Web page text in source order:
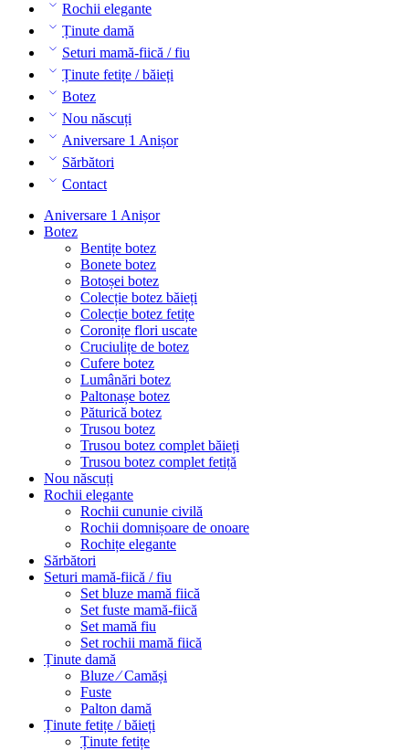
Rochii elegante
Ținute damă
Seturi mamă-fiică / fiu
Ținute fetițe / băieți
Botez
Nou născuți
Aniversare 1 Anișor
Sărbători
Contact
Aniversare 1 Anișor
Botez
Bentițe botez
Bonete botez
Botoșei botez
Colecție botez băieți
Colecție botez fetițe
Coronițe flori uscate
Cruciulițe de botez
Cufere botez
Lumânări botez
Paltonașe botez
Păturică botez
Trusou botez
Trusou botez complet băieți
Trusou botez complet fetiță
Nou născuți
Rochii elegante
Rochii cununie civilă
Rochii domnișoare de onoare
Rochițe elegante
Sărbători
Seturi mamă-fiică / fiu
Set bluze mamă fiică
Set fuste mamă-fiică
Set mamă fiu
Set rochii mamă fiică
Ținute damă
Bluze ⁄ Camăși
Fuste
Palton damă
Ținute fetițe / băieți
Ținute fetițe